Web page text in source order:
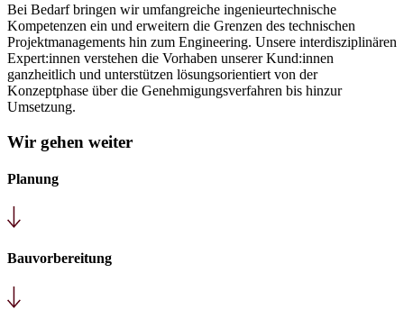
Bei Bedarf bringen wir umfangreiche ingenieurtechnische
Kompetenzen ein und erweitern die Grenzen des technischen
Projektmanagements hin zum Engineering. Unsere interdisziplinären
Expert:innen verstehen die Vorhaben unserer Kund:innen
ganzheitlich und unterstützen lösungsorientiert von der
Konzeptphase über die Genehmigungsverfahren bis hinzur
Umsetzung.
Wir gehen weiter
Planung
Bauvorbereitung